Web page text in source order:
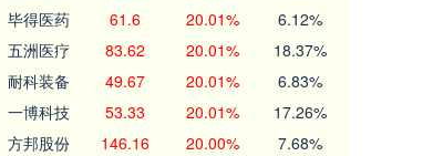
毕得医药 61.6 20.01% 6.12%
五洲医疗 83.62 20.01% 18.37%
耐科装备 49.67 20.01% 6.83%
一博科技 53.33 20.01% 17.26%
方邦股份 146.16 20.00% 7.68%